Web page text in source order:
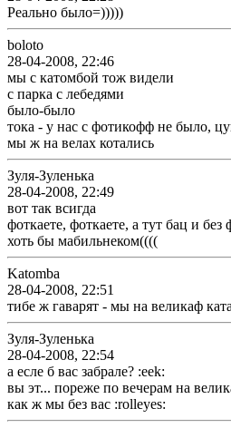
Реально было=)))))
boloto
28-04-2008, 22:46
мы с катомбой тож видели
с парка с лебедями
было-было
тока - у нас с фотикофф не было,
мы ж на велах котались
Зуля-Зуленька
28-04-2008, 22:49
вот так всигда
фоткаете, фоткаете, а тут бац и без
хоть бы мабильнеком((((
Katomba
28-04-2008, 22:51
тибе ж гаварят - мы на великаф
Зуля-Зуленька
28-04-2008, 22:54
а есле б вас забрале? :eek:
вы эт... пореже по вечерам на
как ж мы без вас :rolleyes: